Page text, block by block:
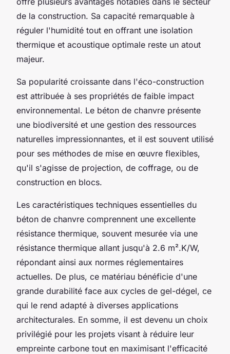
de la construction. Sa capacité remarquable à
réguler l'humidité tout en offrant une isolation
thermique et acoustique optimale reste un atout
majeur.
Sa popularité croissante dans l'éco-construction
est attribuée à ses propriétés de faible impact
environnemental. Le béton de chanvre présente
une biodiversité et une gestion des ressources
naturelles impressionnantes, et il est souvent utilisé
pour ses méthodes de mise en œuvre flexibles,
qu'il s'agisse de projection, de coffrage, ou de
construction en blocs.
Les caractéristiques techniques essentielles du
béton de chanvre comprennent une excellente
résistance thermique, souvent mesurée via une
résistance thermique allant jusqu'à 2.6 m².K/W,
répondant ainsi aux normes réglementaires
actuelles. De plus, ce matériau bénéficie d'une
grande durabilité face aux cycles de gel-dégel, ce
qui le rend adapté à diverses applications
architecturales. En somme, il est devenu un choix
privilégié pour les projets visant à réduire leur
empreinte carbone tout en maximisant l'efficacité